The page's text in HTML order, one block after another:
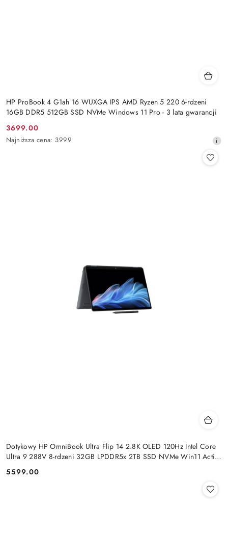
HP ProBook 4 G1ah 16 WUXGA IPS AMD Ryzen 5 220 6-rdzeni
16GB DDR5 512GB SSD NVMe Windows 11 Pro - 3 lata gwarancji
Cena
promocyjna:
3699.00
Najniższa
Najniższa cena: 3999
Dotykowy HP OmniBook Ultra Flip 14 2.8K OLED 120Hz Intel Core
Ultra 9 288V 8-rdzeni 32GB LPDDR5x 2TB SSD NVMe Win11 Active
Cena:
5599.00